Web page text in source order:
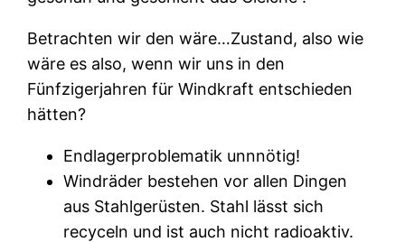
Betrachten wir den wäre…Zustand, also wie
wäre es also, wenn wir uns in den
Fünfzigerjahren für Windkraft entschieden
hätten?
Endlagerproblematik unnnötig!
Windräder bestehen vor allen Dingen
aus Stahlgerüsten. Stahl lässt sich
recyceln und ist auch nicht radioaktiv.